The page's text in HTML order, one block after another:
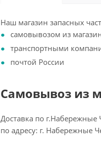
Наш магазин запасных
самовывозом из
транспортными
почтой России
Самовывоз из
Доставка по
по адресу: г. Набережные